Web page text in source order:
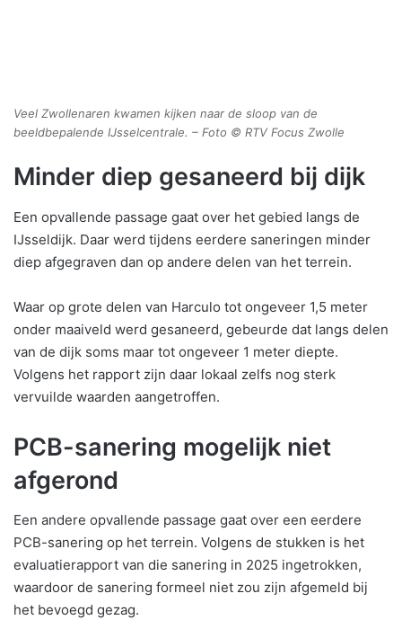
Veel Zwollenaren kwamen kijken naar de sloop van de
beeldbepalende IJsselcentrale. – Foto © RTV Focus Zwolle
Minder diep gesaneerd bij dijk
Een opvallende passage gaat over het gebied langs de
IJsseldijk. Daar werd tijdens eerdere saneringen minder
diep afgegraven dan op andere delen van het terrein.
Waar op grote delen van Harculo tot ongeveer 1,5 meter
onder maaiveld werd gesaneerd, gebeurde dat langs delen
van de dijk soms maar tot ongeveer 1 meter diepte.
Volgens het rapport zijn daar lokaal zelfs nog sterk
vervuilde waarden aangetroffen.
PCB-sanering mogelijk niet
afgerond
Een andere opvallende passage gaat over een eerdere
PCB-sanering op het terrein. Volgens de stukken is het
evaluatierapport van die sanering in 2025 ingetrokken,
waardoor de sanering formeel niet zou zijn afgemeld bij
het bevoegd gezag.